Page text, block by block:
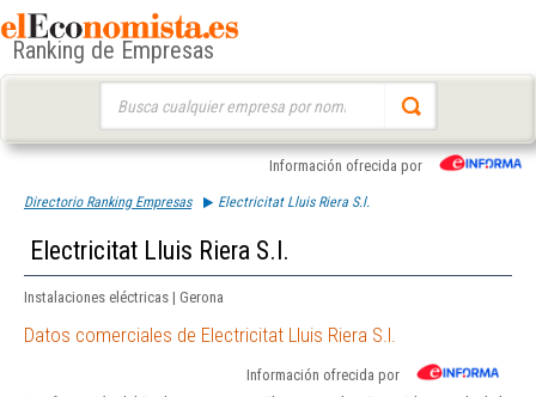
Ranking de Empresas
Información ofrecida por
Directorio Ranking Empresas Electricitat Lluis Riera S.l.
Electricitat Lluis Riera S.l.
Instalaciones eléctricas | Gerona
Datos comerciales de Electricitat Lluis Riera S.l.
Información ofrecida por